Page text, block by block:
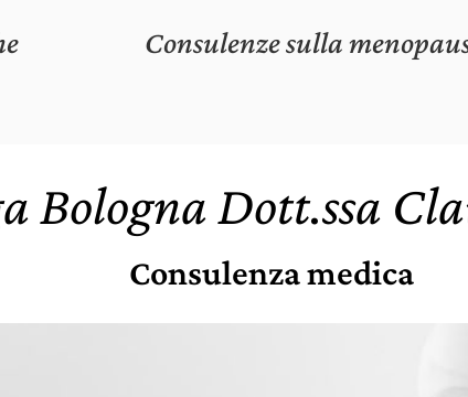
Consulenze sulla
Bologna Dott.ssa
Consulenza medica